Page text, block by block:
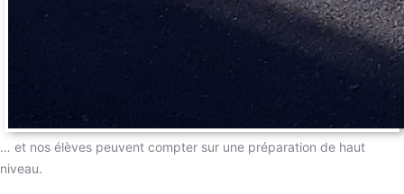
… et nos élèves peuvent compter sur une préparation de haut
niveau.